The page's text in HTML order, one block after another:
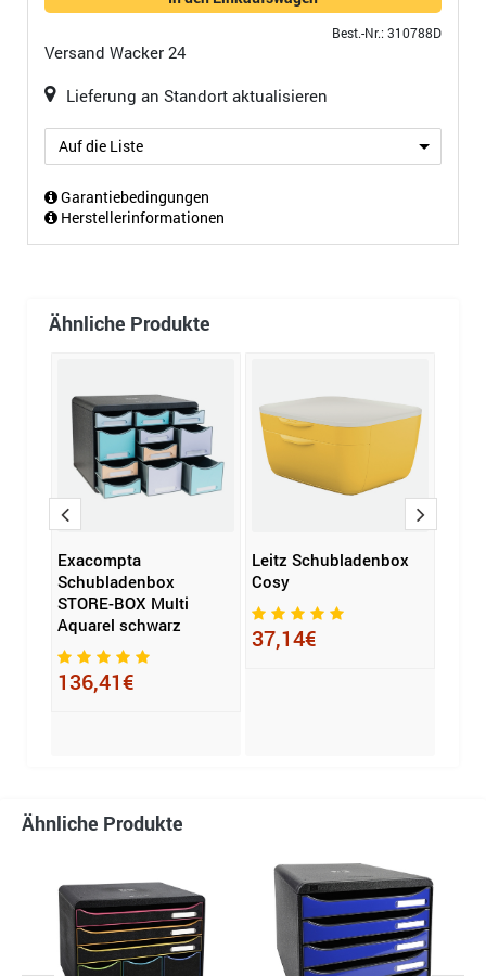
Best.-Nr.: 310788D
Versand Wacker 24
Lieferung an Standort aktualisieren
Auf die Liste
Garantiebedingungen
Herstellerinformationen
Ähnliche Produkte
Exacompta
Schubladenbox
STORE-BOX Multi
Aquarel schwarz
136,41€
Leitz Schubladenbox
Cosy
37,14€
Ähnliche Produkte